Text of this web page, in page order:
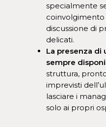
specialmente
coinvolgimento
discussione di
delicati.
La presenza di
sempre
struttura,
imprevisti
lasciare i
solo ai propri